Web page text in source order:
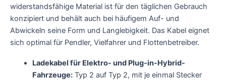
widerstandsfähige Material ist für den täglichen Gebrauch
konzipiert und behält auch bei häufigem Auf- und
Abwickeln seine Form und Langlebigkeit. Das Kabel eignet
sich optimal für Pendler, Vielfahrer und Flottenbetreiber.
Ladekabel für Elektro- und Plug-in-Hybrid-
Fahrzeuge:Typ 2 auf Typ 2, mit je einmal Stecker